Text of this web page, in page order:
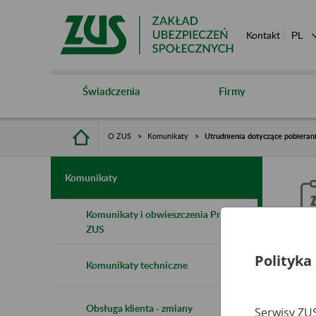
Kontakt
Świadczenia Firmy
O ZUS Komunikaty Utrudnienia dotyczące
Komunikaty
Komunikaty i obwieszczenia Prezesa
ZUS
Komunikaty techniczne
Obsługa klienta - zmiany
Polityka
Serwisy